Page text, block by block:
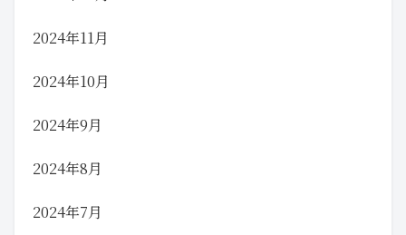
2024年11月
2024年10月
2024年9月
2024年8月
2024年7月